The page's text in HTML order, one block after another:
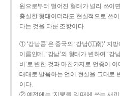
원으로부터 멀어진 형태가 널리 쓰이
충실한 형태이더라도 현실적으로 쓰
다는 것을 다룬 조항이다.
① ‘강낭콩’은 중국의 ‘강남(江南)’ 지
이름인데, ‘강남’의 형태가 변하여 ‘강
비’로 변한 것과 마찬가지로 언중이
태대로 발음하는 언어 현실을 그대로
이다.
② 예전에는 ‘지붕을 일 때에 쓰는 새끼